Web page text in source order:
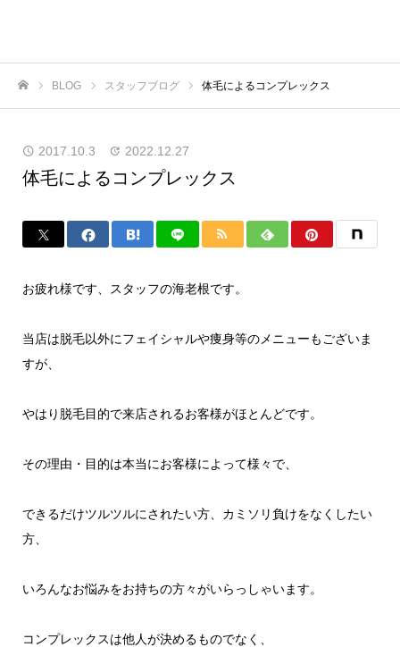
BLOG スタッフブログ 体毛によるコンプレックス
2017.10.3 2022.12.27
体毛によるコンプレックス
お疲れ様です、スタッフの海老根です。
当店は脱毛以外にフェイシャルや痩身等のメニューもございま
すが、
やはり脱毛目的で来店されるお客様がほとんどです。
その理由・目的は本当にお客様によって様々で、
できるだけツルツルにされたい方、カミソリ負けをなくしたい
方、
いろんなお悩みをお持ちの方々がいらっしゃいます。
コンプレックスは他人が決めるものでなく、